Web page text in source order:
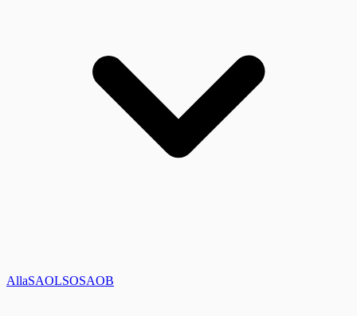
AllaSAOLSOSAOB